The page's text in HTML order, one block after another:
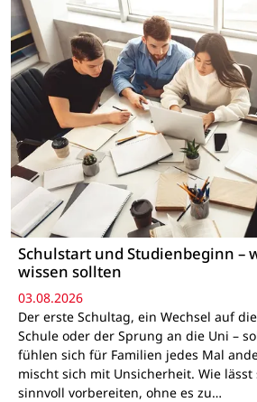
Schulstart und Studienbeginn –
wissen sollten
03.08.2026
Der erste Schultag, ein Wechsel auf
Schule oder der Sprung an die Uni –
fühlen sich für Familien jedes Mal
mischt sich mit Unsicherheit. Wie
sinnvoll vorbereiten, ohne es zu…